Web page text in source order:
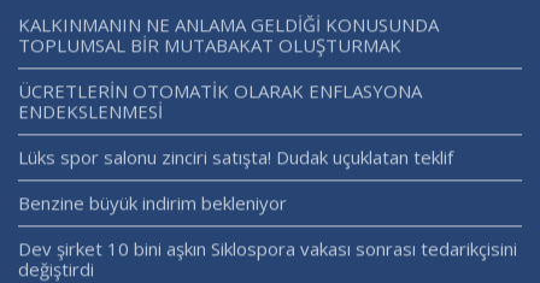
KALKINMANIN NE ANLAMA GELDİĞİ KONUSUNDA
TOPLUMSAL BİR MUTABAKAT OLUŞTURMAK
ÜCRETLERİN OTOMATİK OLARAK ENFLASYONA
ENDEKSLENMESİ
Lüks spor salonu zinciri satışta! Dudak uçuklatan teklif
Benzine büyük indirim bekleniyor
Dev şirket 10 bini aşkın Siklospora vakası sonrası tedarikçisini
değiştirdi